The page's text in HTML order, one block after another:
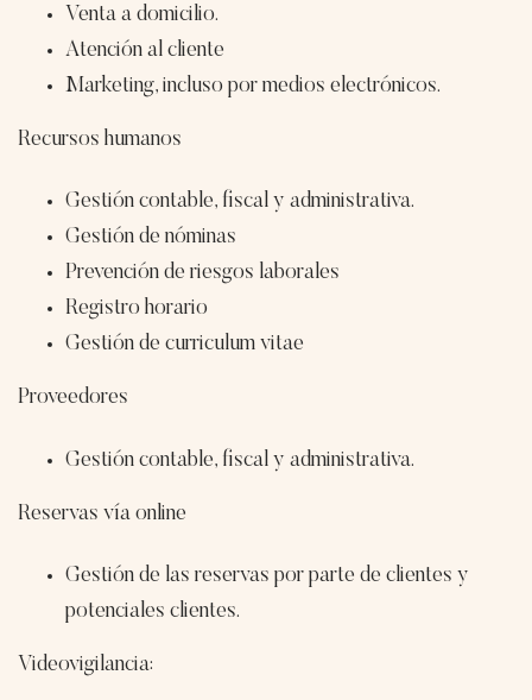
Venta a domicilio.
Atención al cliente
Marketing, incluso por medios electrónicos.
Recursos humanos
Gestión contable, fiscal y administrativa.
Gestión de nóminas
Prevención de riesgos laborales
Registro horario
Gestión de curriculum vitae
Proveedores
Gestión contable, fiscal y administrativa.
Reservas vía online
Gestión de las reservas por parte de clientes y
potenciales clientes.
Videovigilancia: